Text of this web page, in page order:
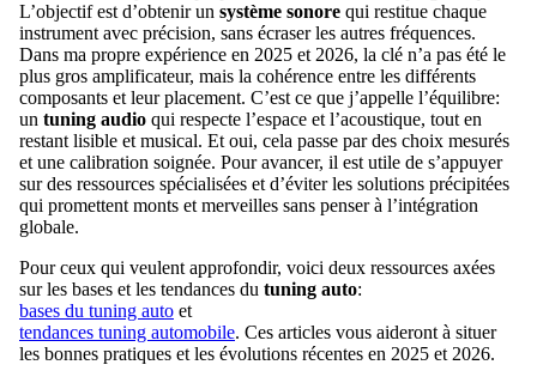
L’objectif est d’obtenir un système sonore qui restitue chaque
instrument avec précision, sans écraser les autres fréquences.
Dans ma propre expérience en 2025 et 2026, la clé n’a pas été le
plus gros amplificateur, mais la cohérence entre les différents
composants et leur placement. C’est ce que j’appelle l’équilibre:
un tuning audio qui respecte l’espace et l’acoustique, tout en
restant lisible et musical. Et oui, cela passe par des choix mesurés
et une calibration soignée. Pour avancer, il est utile de s’appuyer
sur des ressources spécialisées et d’éviter les solutions précipitées
qui promettent monts et merveilles sans penser à l’intégration
globale.
Pour ceux qui veulent approfondir, voici deux ressources axées
sur les bases et les tendances du tuning auto:
bases du tuning auto et
tendances tuning automobile. Ces articles vous aideront à situer
les bonnes pratiques et les évolutions récentes en 2025 et 2026.